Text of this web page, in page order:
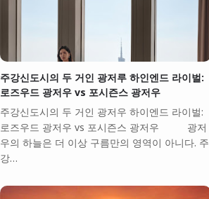
주강신도시의 두 거인 광저루 하인엔드 라이벌:
로즈우드 광저우 vs 포시즌스 광저우
주강신도시의 두 거인 광저우 하이엔드 라이벌:
로즈우드 광저우 vs 포시즌스 광저우 광저
우의 하늘은 더 이상 구름만의 영역이 아니다. 주
강…